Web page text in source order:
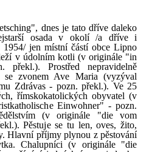
dnes je tato dříve daleko
osada v okolí /a dříve i
1954/ jen místní částí obce Lipno
v údolním kotli (v originále "in
překl.). Prostřed nepravidelně
zvonem Ave Maria (vyzýval
Zdrávas - pozn. překl.). Ve 25
římskokatolických obyvatel (v
Einwohner" - pozn.
(v originále "die vom
Pěstuje se tu len, oves, žito,
Hlavní příjmy plynou z pěstování
Chalupníci (v originále "die